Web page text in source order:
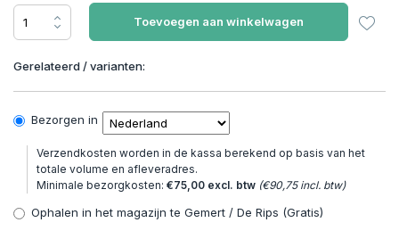
Toevoegen aan winkelwagen
Gerelateerd / varianten:
Bezorgen in
Verzendkosten worden in de kassa berekend op basis van het
totale volume en afleveradres.
Minimale bezorgkosten: €75,00 excl. btw (€90,75 incl. btw)
Ophalen in het magazijn te Gemert / De Rips (Gratis)